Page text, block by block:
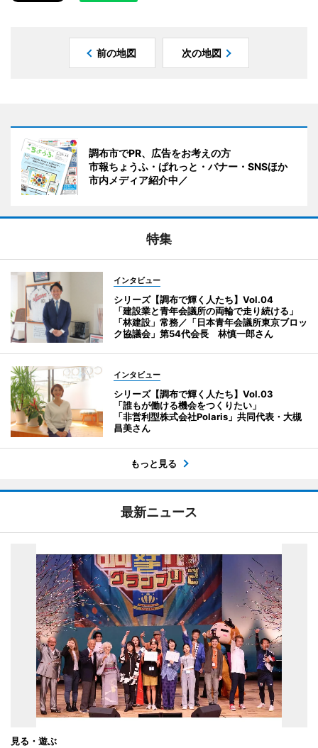
前の地図 次の地図
調布市でPR、広告をお考えの方
市報ちょうふ・ぱれっと・バナー・SNSほか
市内メディア紹介中／
特集
インタビュー
シリーズ【調布で輝く人たち】Vol.04
「建設業と青年会議所の両輪で走り続ける」
「林建設」常務／「日本青年会議所東京ブロッ
ク協議会」第54代会長 林慎一郎さん
インタビュー
シリーズ【調布で輝く人たち】Vol.03
「誰もが働ける機会をつくりたい」
「非営利型株式会社Polaris」共同代表・大槻
昌美さん
もっと見る
最新ニュース
見る・遊ぶ